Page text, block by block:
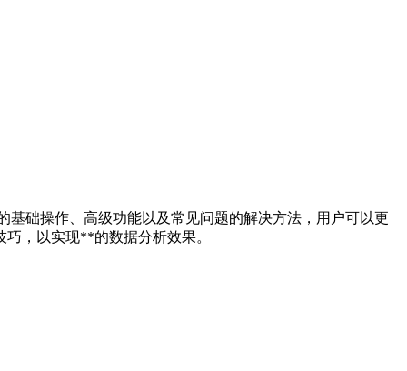
础操作、高级功能以及常见问题的解决方法，用户可以更
，以实现**的数据分析效果。